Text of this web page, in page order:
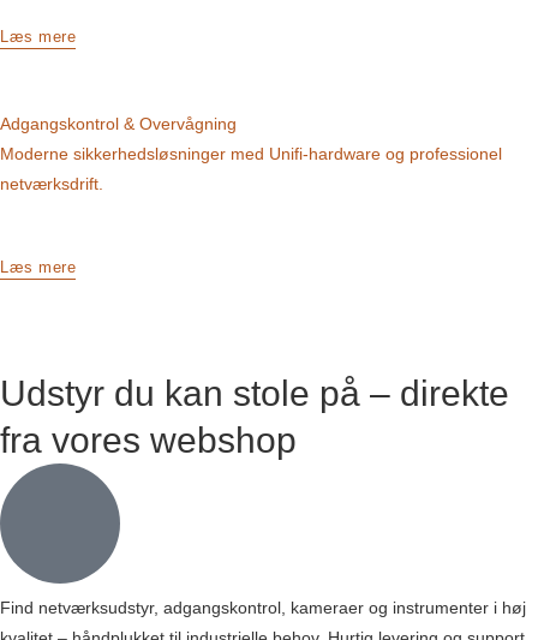
Læs mere
Adgangskontrol & Overvågning
Moderne sikkerhedsløsninger med Unifi-hardware og professionel
netværksdrift.
Læs mere
Udstyr du kan stole på – direkte
fra vores webshop
Find netværksudstyr, adgangskontrol, kameraer og instrumenter i høj